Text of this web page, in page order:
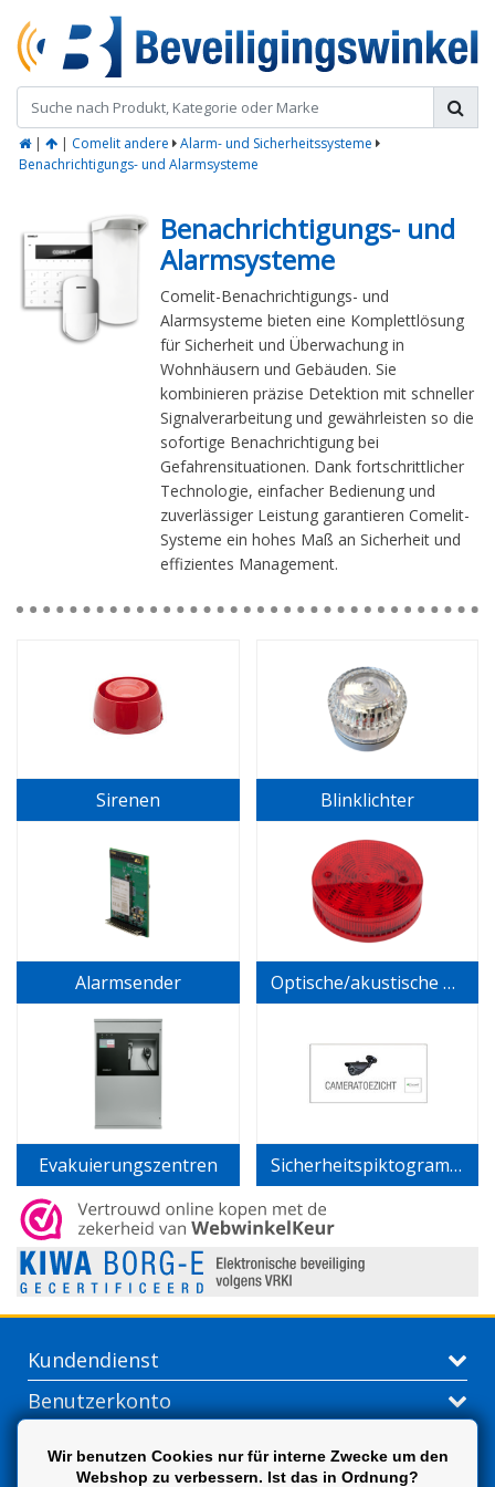
| | Comelit andere
Alarm- und Sicherheitssysteme
Benachrichtigungs- und Alarmsysteme
Benachrichtigungs- und
Alarmsysteme
Comelit-Benachrichtigungs- und
Alarmsysteme bieten eine Komplettlösung
für Sicherheit und Überwachung in
Wohnhäusern und Gebäuden. Sie
kombinieren präzise Detektion mit schneller
Signalverarbeitung und gewährleisten so die
sofortige Benachrichtigung bei
Gefahrensituationen. Dank fortschrittlicher
Technologie, einfacher Bedienung und
zuverlässiger Leistung garantieren Comelit-
Systeme ein hohes Maß an Sicherheit und
effizientes Management.
Sirenen Blinklichter
Alarmsender Optische/akustische Signalsender
Evakuierungszentren Sicherheitspiktogramme
Kundendienst
Benutzerkonto
Wir benutzen Cookies nur für interne Zwecke um den
Webshop zu verbessern. Ist das in Ordnung?